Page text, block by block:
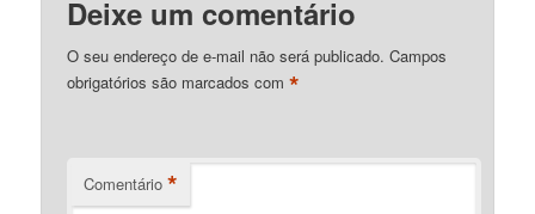
Deixe um comentário
O seu endereço de e-mail não será publicado. Campos
obrigatórios são marcados com*
Comentário *